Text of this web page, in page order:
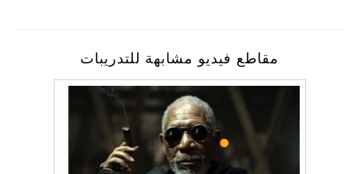
مقاطع فيديو مشابهة للتدريبات